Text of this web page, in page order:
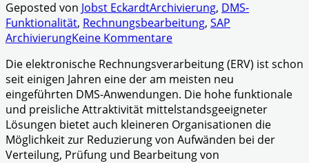
Geposted von Jobst EckardtArchivierung, DMS-
Funktionalität, Rechnungsbearbeitung, SAP
ArchivierungKeine Kommentare
Die elektronische Rechnungsverarbeitung (ERV) ist schon
seit einigen Jahren eine der am meisten neu
eingeführten DMS-Anwendungen. Die hohe funktionale
und preisliche Attraktivität mittelstandsgeeigneter
Lösungen bietet auch kleineren Organisationen die
Möglichkeit zur Reduzierung von Aufwänden bei der
Verteilung, Prüfung und Bearbeitung von